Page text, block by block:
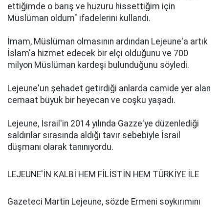
ettiğimde o barış ve huzuru hissettiğim için
Müslüman oldum" ifadelerini kullandı.
İmam, Müslüman olmasının ardından Lejeune'a artık
İslam'a hizmet edecek bir elçi olduğunu ve 700
milyon Müslüman kardeşi bulunduğunu söyledi.
Lejeune'un şehadet getirdiği anlarda camide yer alan
cemaat büyük bir heyecan ve coşku yaşadı.
Lejeune, İsrail'in 2014 yılında Gazze'ye düzenlediği
saldırılar sırasında aldığı tavır sebebiyle İsrail
düşmanı olarak tanınıyordu.
LEJEUNE'İN KALBİ HEM FİLİSTİN HEM TÜRKİYE İLE
Gazeteci Martin Lejeune, sözde Ermeni soykırımını